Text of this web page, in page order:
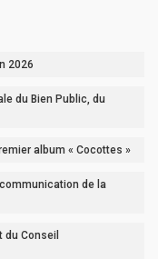
2026
du Bien Public, du
album « Cocottes »
de la
Conseil